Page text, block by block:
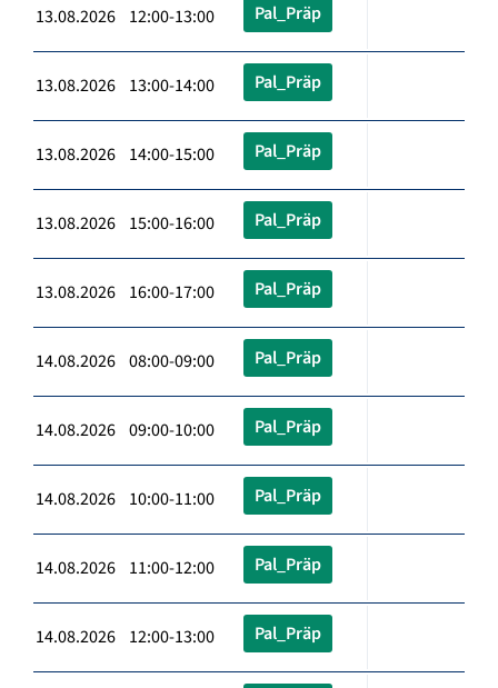
13.08.2026 12:00-13:00 Pal_Präp
13.08.2026 13:00-14:00 Pal_Präp
13.08.2026 14:00-15:00 Pal_Präp
13.08.2026 15:00-16:00 Pal_Präp
13.08.2026 16:00-17:00 Pal_Präp
14.08.2026 08:00-09:00 Pal_Präp
14.08.2026 09:00-10:00 Pal_Präp
14.08.2026 10:00-11:00 Pal_Präp
14.08.2026 11:00-12:00 Pal_Präp
14.08.2026 12:00-13:00 Pal_Präp